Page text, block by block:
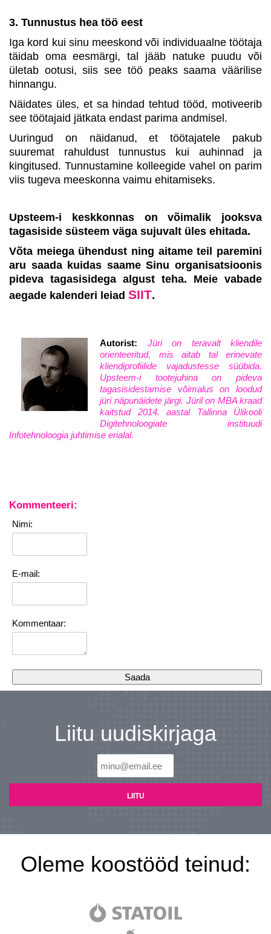
3. Tunnustus hea töö eest
Iga kord kui sinu meeskond või individuaalne töötaja
täidab oma eesmärgi, tal jääb natuke puudu või
ületab ootusi, siis see töö peaks saama väärilise
hinnangu.
Näidates üles, et sa hindad tehtud tööd, motiveerib
see töötajaid jätkata endast parima andmisel.
Uuringud on näidanud, et töötajatele pakub
suuremat rahuldust tunnustus kui auhinnad ja
kingitused. Tunnustamine kolleegide vahel on parim
viis tugeva meeskonna vaimu ehitamiseks.
Upsteem-i keskkonnas on võimalik jooksva
tagasiside süsteem väga sujuvalt üles ehitada.
Võta meiega ühendust ning aitame teil paremini
aru saada kuidas saame Sinu organisatsioonis
pideva tagasisidega algust teha. Meie vabade
aegade kalenderi leiad SIIT.
Autorist:
Jüri on teravalt kliendile
orienteeritud, mis aitab tal erinevate
kliendiprofiilide vajadustesse süübida.
Upsteem-i tootejuhina on pideva
tagasisidestamise võimalus on loodud
jüri näpunäidete järgi. Jüril on MBA kraad
kaitstud 2014. aastal Tallinna Ülikooli
Digitehnoloogiate instituudi
Infotehnoloogia juhtimise erialal.
Kommenteeri:
Nimi:
E-mail:
Kommentaar:
Liitu uudiskirjaga
Oleme koostööd teinud: